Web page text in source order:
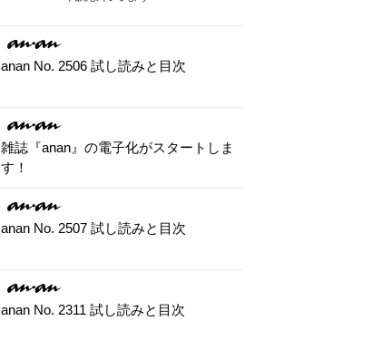
anan No. 2506 試し読みと目次
雑誌『anan』の電子化がスタートしま
す！
anan No. 2507 試し読みと目次
anan No. 2311 試し読みと目次